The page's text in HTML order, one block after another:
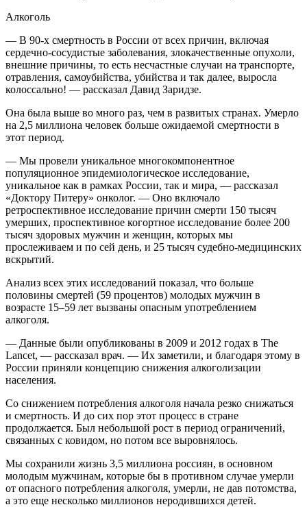
Алкоголь
— В 90-х смертность в России от всех причин, включая
сердечно-сосудистые заболевания, злокачественные опухоли,
внешние причины, то есть несчастные случаи на транспорте,
отравления, самоубийства, убийства и так далее, выросла
колоссально! — рассказал Давид Заридзе.
Она была выше во много раз, чем в развитых странах. Умерло
на 2,5 миллиона человек больше ожидаемой смертности в
этот период.
— Мы провели уникальное многокомпонентное
популяционное эпидемиологическое исследование,
уникальное как в рамках России, так и мира, — рассказал
«Доктору Питеру» онколог. — Оно включало
ретроспективное исследование причин смерти 150 тысяч
умерших, проспективное когортное исследование более 200
тысяч здоровых мужчин и женщин, которых мы
прослеживаем и по сей день, и 25 тысяч судебно-медицинских
вскрытий.
Анализ всех этих исследований показал, что больше
половины смертей (59 процентов) молодых мужчин в
возрасте 15–59 лет вызваны опасным употреблением
алкоголя.
— Данные были опубликованы в 2009 и 2012 годах в The
Lancet, — рассказал врач. — Их заметили, и благодаря этому в
России приняли концепцию снижения алкоголизации
населения.
Со снижением потребления алкоголя начала резко снижаться
и смертность. И до сих пор этот процесс в стране
продолжается. Был небольшой рост в период ограничений,
связанных с ковидом, но потом все выровнялось.
Мы сохранили жизнь 3,5 миллиона россиян, в основном
молодым мужчинам, которые бы в противном случае умерли
от опасного потребления алкоголя, умерли, не дав потомства,
а это еще несколько миллионов неродившихся детей.